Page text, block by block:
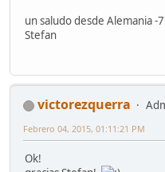
un saludo desde Alemania -
Stefan
victorezquerra
Febrero 04, 2015, 01:11:21 PM
Ok!